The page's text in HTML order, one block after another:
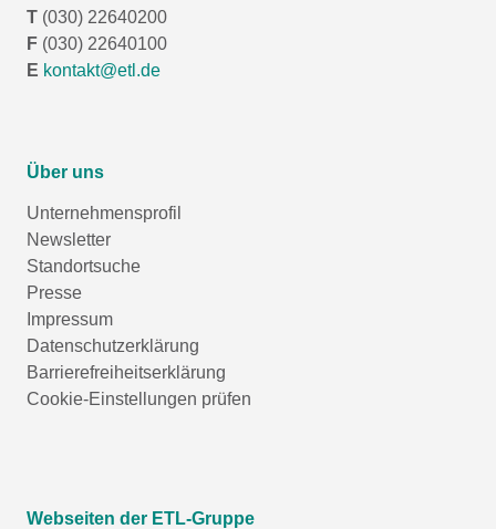
T (030) 22640200
F (030) 22640100
E kontakt@etl.de
Über uns
Unternehmensprofil
Newsletter
Standortsuche
Presse
Impressum
Datenschutzerklärung
Barrierefreiheitserklärung
Cookie-Einstellungen prüfen
Webseiten der ETL-Gruppe